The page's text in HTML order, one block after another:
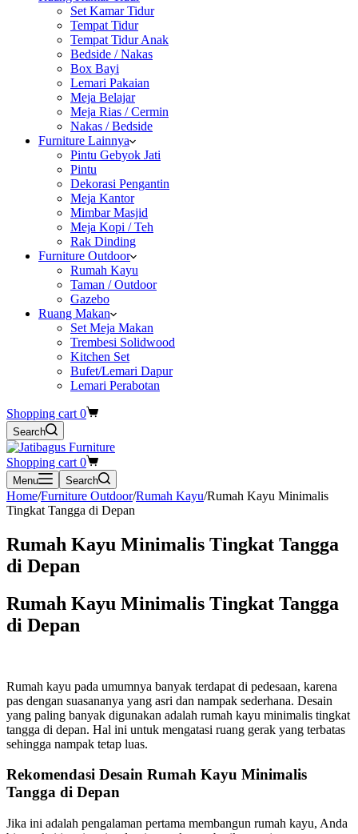
Set Kamar Tidur
Tempat Tidur
Tempat Tidur Anak
Bedside / Nakas
Box Bayi
Lemari Pakaian
Meja Belajar
Meja Rias / Cermin
Nakas / Bedside
Furniture Lainnya
Pintu Gebyok Jati
Pintu
Dekorasi Pengantin
Meja Kantor
Mimbar Masjid
Meja Kopi / Teh
Rak Dinding
Furniture Outdoor
Rumah Kayu
Taman / Outdoor
Gazebo
Ruang Makan
Set Meja Makan
Trembesi Solidwood
Kitchen Set
Bufet/Lemari Dapur
Lemari Perabotan
Shopping cart 0
Search
Shopping cart 0
Menu Search
Home/Furniture Outdoor/Rumah Kayu/Rumah Kayu Minimalis
Tingkat Tangga di Depan
Rumah Kayu Minimalis Tingkat Tangga
di Depan
Rumah Kayu Minimalis Tingkat Tangga
di Depan
Rumah kayu pada umumnya banyak terdapat di pedesaan, karena
pas dengan suasananya yang asri dan nampak sederhana. Desain
yang paling banyak digunakan adalah rumah kayu minimalis tingkat
tangga di depan. Hal ini untuk mengatasi ruang gerak yang terbatas
sehingga nampak tetap luas.
Rekomendasi Desain Rumah Kayu Minimalis
Tangga di Depan
Jika ini adalah pengalaman pertama membangun rumah kayu, Anda